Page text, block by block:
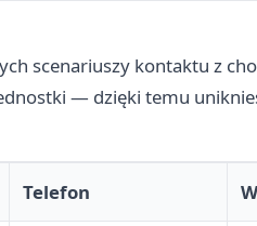
scenariuszy kontaktu z
— dzięki temu
Telefon